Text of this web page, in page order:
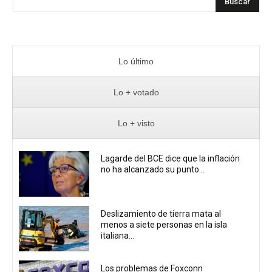
Lo último
Lo + votado
Lo + visto
Lagarde del BCE dice que la inflación
no ha alcanzado su punto...
Deslizamiento de tierra mata al
menos a siete personas en la isla
italiana...
Los problemas de Foxconn